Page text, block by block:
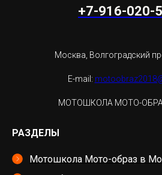
+7-916-020-
Москва, Волгоградский
E-mail:
МОТОШКОЛА МОТО-
РАЗДЕЛЫ
Мотошкола Мото-образ в